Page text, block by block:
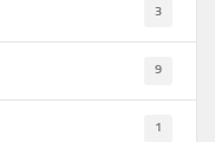
3
9
1